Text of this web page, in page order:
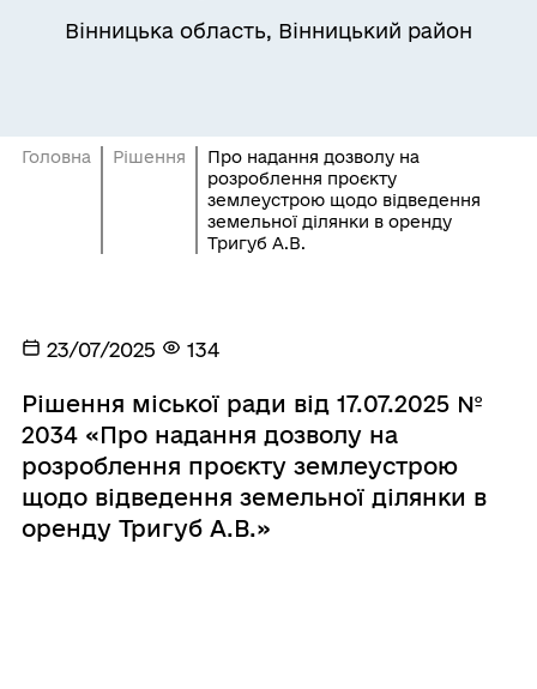
Вінницька область, Вінницький район
Головна Рішення
Про надання дозволу на
розроблення проєкту
землеустрою щодо відведення
земельної ділянки в оренду
Тригуб А.В.
23/07/2025 134
Рішення міської ради від 17.07.2025 №
2034 «Про надання дозволу на
розроблення проєкту землеустрою
щодо відведення земельної ділянки в
оренду Тригуб А.В.»